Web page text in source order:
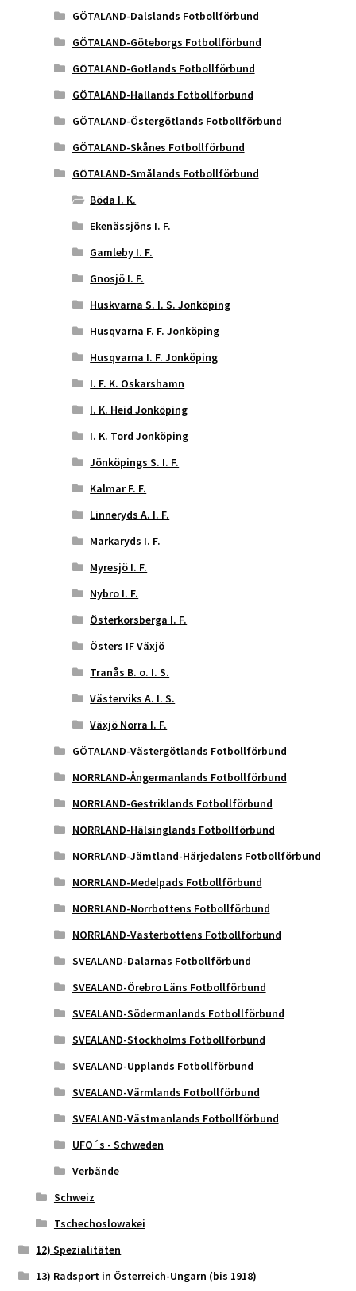
GÖTALAND-Dalslands Fotbollförbund
GÖTALAND-Göteborgs Fotbollförbund
GÖTALAND-Gotlands Fotbollförbund
GÖTALAND-Hallands Fotbollförbund
GÖTALAND-Östergötlands Fotbollförbund
GÖTALAND-Skånes Fotbollförbund
GÖTALAND-Smålands Fotbollförbund
Böda I. K.
Ekenässjöns I. F.
Gamleby I. F.
Gnosjö I. F.
Huskvarna S. I. S. Jonköping
Husqvarna F. F. Jonköping
Husqvarna I. F. Jonköping
I. F. K. Oskarshamn
I. K. Heid Jonköping
I. K. Tord Jonköping
Jönköpings S. I. F.
Kalmar F. F.
Linneryds A. I. F.
Markaryds I. F.
Myresjö I. F.
Nybro I. F.
Österkorsberga I. F.
Östers IF Växjö
Tranås B. o. I. S.
Västerviks A. I. S.
Växjö Norra I. F.
GÖTALAND-Västergötlands Fotbollförbund
NORRLAND-Ångermanlands Fotbollförbund
NORRLAND-Gestriklands Fotbollförbund
NORRLAND-Hälsinglands Fotbollförbund
NORRLAND-Jämtland-Härjedalens Fotbollförbund
NORRLAND-Medelpads Fotbollförbund
NORRLAND-Norrbottens Fotbollförbund
NORRLAND-Västerbottens Fotbollförbund
SVEALAND-Dalarnas Fotbollförbund
SVEALAND-Örebro Läns Fotbollförbund
SVEALAND-Södermanlands Fotbollförbund
SVEALAND-Stockholms Fotbollförbund
SVEALAND-Upplands Fotbollförbund
SVEALAND-Värmlands Fotbollförbund
SVEALAND-Västmanlands Fotbollförbund
UFO´s - Schweden
Verbände
Schweiz
Tschechoslowakei
12) Spezialitäten
13) Radsport in Österreich-Ungarn (bis 1918)